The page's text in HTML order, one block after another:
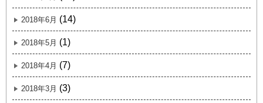
2018年6月 (14)
2018年5月 (1)
2018年4月 (7)
2018年3月 (3)